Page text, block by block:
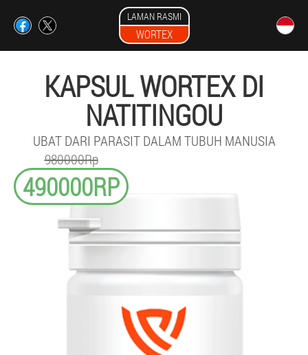
LAMAN RASMI
WORTEX
KAPSUL WORTEX DI
NATITINGOU
UBAT DARI PARASIT DALAM TUBUH MANUSIA
980000Rp
490000RP